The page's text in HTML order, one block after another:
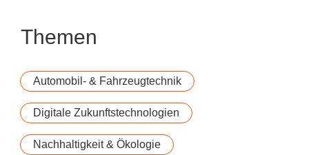
Themen
Automobil- & Fahrzeugtechnik
Digitale Zukunftstechnologien
Nachhaltigkeit & Ökologie